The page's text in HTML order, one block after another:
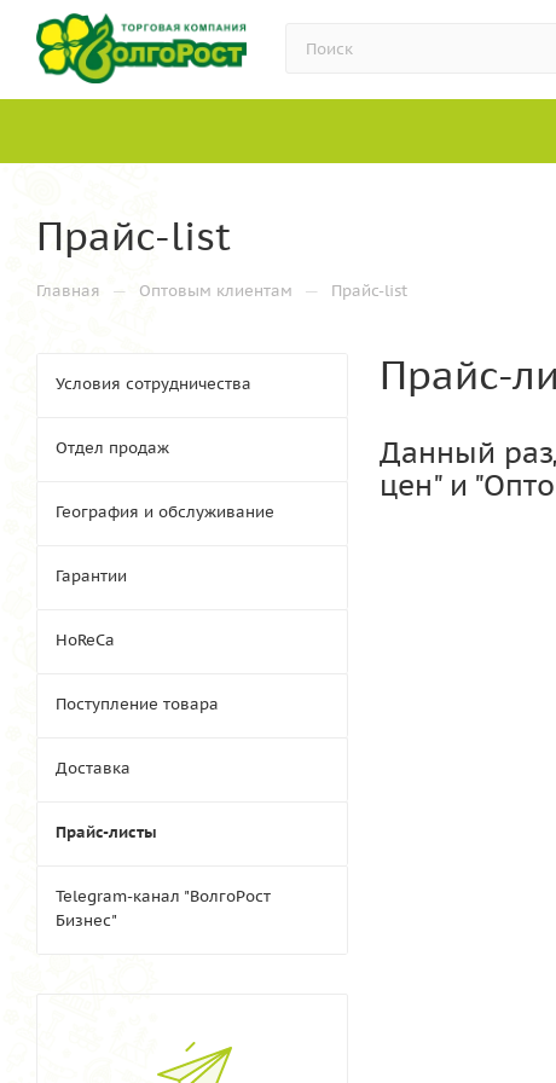
Прайс-list
Главная — Оптовым клиентам — Прайс-list
Прайс-
Данный
цен" и
Условия сотрудничества
Отдел продаж
География и обслуживание
Гарантии
HoReCa
Поступление товара
Доставка
Прайс-листы
Telegram-канал "ВолгоРост
Бизнес"